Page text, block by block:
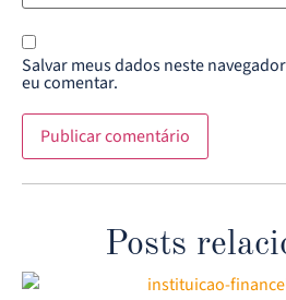
Salvar meus dados neste
eu comentar.
Posts